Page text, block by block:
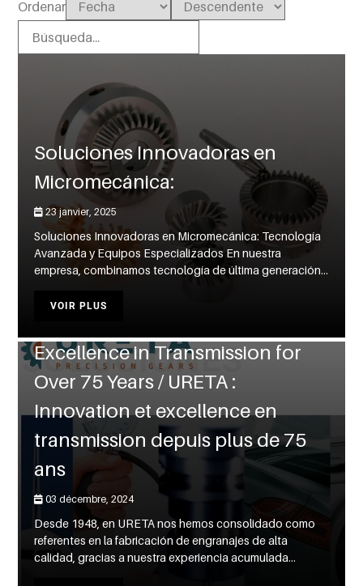
Ordenar
Soluciones Innovadoras en
Micromecánica:
23 janvier, 2025
Soluciones Innovadoras en Micromecánica: Tecnología
Avanzada y Equipos Especializados En nuestra
empresa, combinamos tecnología de última generación...
VOIR PLUS
URETA: Innovación y excelencia
Excellence in Transmission for
Over 75 Years / URETA :
Innovation et excellence en
transmission depuis plus de 75
ans
03 décembre, 2024
Desde 1948, en URETA nos hemos consolidado como
referentes en la fabricación de engranajes de alta
calidad, gracias a nuestra experiencia acumulada...